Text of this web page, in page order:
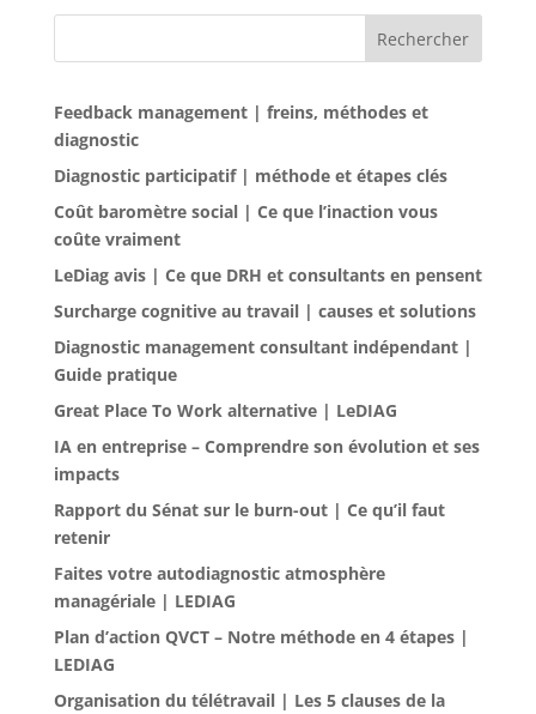
Rechercher
Feedback management | freins, méthodes et
diagnostic
Diagnostic participatif | méthode et étapes clés
Coût baromètre social | Ce que l’inaction vous
coûte vraiment
LeDiag avis | Ce que DRH et consultants en pensent
Surcharge cognitive au travail | causes et solutions
Diagnostic management consultant indépendant |
Guide pratique
Great Place To Work alternative | LeDIAG
IA en entreprise – Comprendre son évolution et ses
impacts
Rapport du Sénat sur le burn-out | Ce qu’il faut
retenir
Faites votre autodiagnostic atmosphère
managériale | LEDIAG
Plan d’action QVCT – Notre méthode en 4 étapes |
LEDIAG
Organisation du télétravail | Les 5 clauses de la